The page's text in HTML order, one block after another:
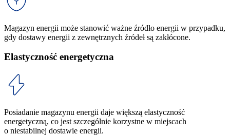
Magazyn energii może stanowić ważne źródło energii w przypadku,
gdy dostawy energii z zewnętrznych źródeł są zakłócone.
Elastyczność energetyczna
Posiadanie magazynu energii daje większą elastyczność
energetyczną, co jest szczególnie korzystne w miejscach
o niestabilnej dostawie energii.